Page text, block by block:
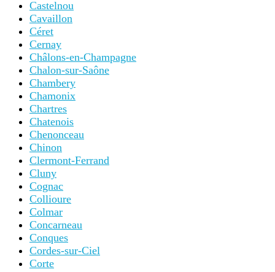
Castelnou
Cavaillon
Céret
Cernay
Châlons-en-Champagne
Chalon-sur-Saône
Chambery
Chamonix
Chartres
Chatenois
Chenonceau
Chinon
Clermont-Ferrand
Cluny
Cognac
Collioure
Colmar
Concarneau
Conques
Cordes-sur-Ciel
Corte